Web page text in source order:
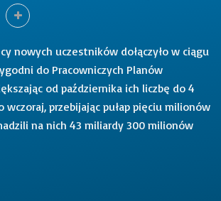
nowych uczestników dołączyło w ciągu
do Pracowniczych Planów
od października ich liczbę do 4
wczoraj, przebijając pułap pięciu milionów
na nich 43 miliardy 300 milionów